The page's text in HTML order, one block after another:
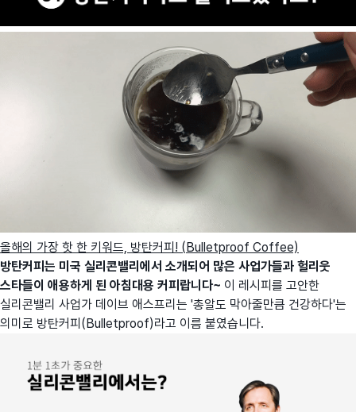
올해의 가장 핫 한 키워드, 방탄커피! (Bulletproof Coffee)
방탄커피는 미국 실리콘밸리에서 소개되어 많은 사업가들과 헐리웃
스타들이 애용하게 된 아침대용 커피랍니다~ 이 레시피를 고안한
실리콘밸리 사업가 데이브 애스프리는 '총알도 막아줄만큼 건강하다'는
의미로 방탄커피(Bulletproof)라고 이름 붙였습니다.